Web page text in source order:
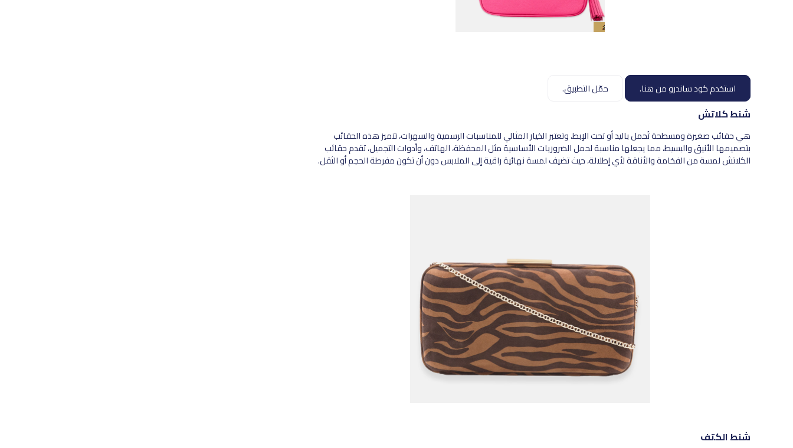
استخدم كود ساندرو من هنا. حمّل التطبيق.
شنط كلاتش
هي حقائب صغيرة ومسطحة تُحمل باليد أو تحت الإبط، وتعتبر الخيار المثالي للمناسبات الرسمية والسهرات، تتميز هذه الحقائب
بتصميمها الأنيق والبسيط، مما يجعلها مناسبة لحمل الضروريات الأساسية مثل المحفظة، الهاتف، وأدوات التجميل، تقدم حقائب
الكلاتش لمسة من الفخامة والأناقة لأي إطلالة، حيث تضيف لمسة نهائية راقية إلى الملابس دون أن تكون مفرطة الحجم أو الثقل.
شنط الكتف